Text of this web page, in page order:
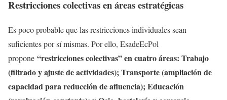
Restricciones colectivas en áreas estratégicas
Es poco probable que las restricciones individuales sean
suficientes por sí mismas. Por ello, EsadeEcPol
propone “restricciones colectivas” en cuatro áreas: Trabajo
(filtrado y ajuste de actividades); Transporte (ampliación de
capacidad para reducción de afluencia); Educación